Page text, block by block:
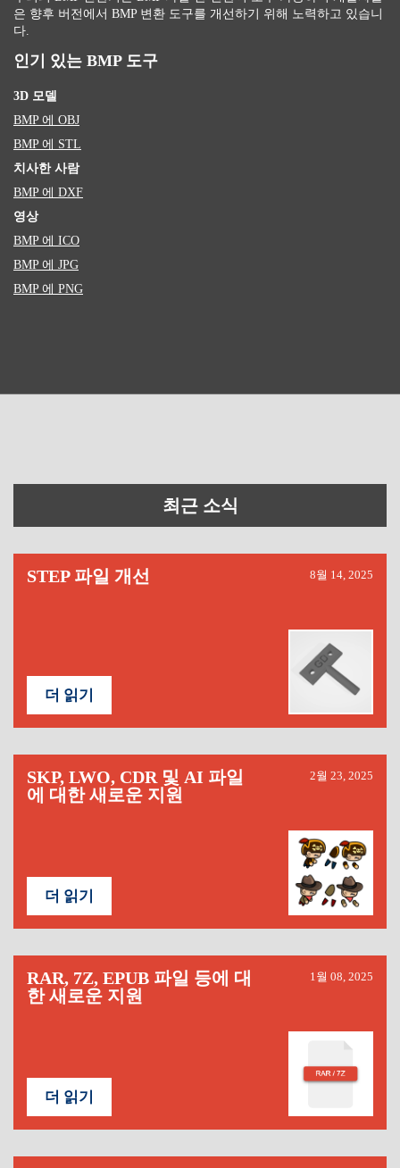
은 향후 버전에서 BMP 변환 도구를 개선하기 위해 노력하고 있습니
다.
인기 있는 BMP 도구
3D 모델
BMP 에 OBJ
BMP 에 STL
치사한 사람
BMP 에 DXF
영상
BMP 에 ICO
BMP 에 JPG
BMP 에 PNG
최근 소식
STEP 파일 개선 8월 14, 2025
더 읽기
SKP, LWO, CDR 및 AI 파일
에 대한 새로운 지원
2월 23, 2025
더 읽기
RAR, 7Z, EPUB 파일 등에 대
한 새로운 지원
1월 08, 2025
더 읽기